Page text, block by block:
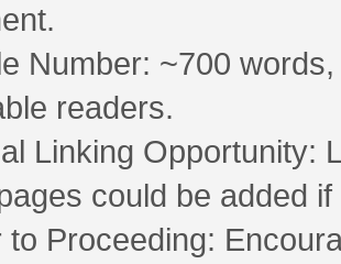
Number: ~700
readers.
Linking Opportunity:
could be added
to Proceeding: